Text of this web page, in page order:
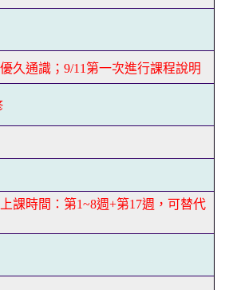
久通識；9/11第一次進行課程說明
課時間：第1~8週+第17週，可替代